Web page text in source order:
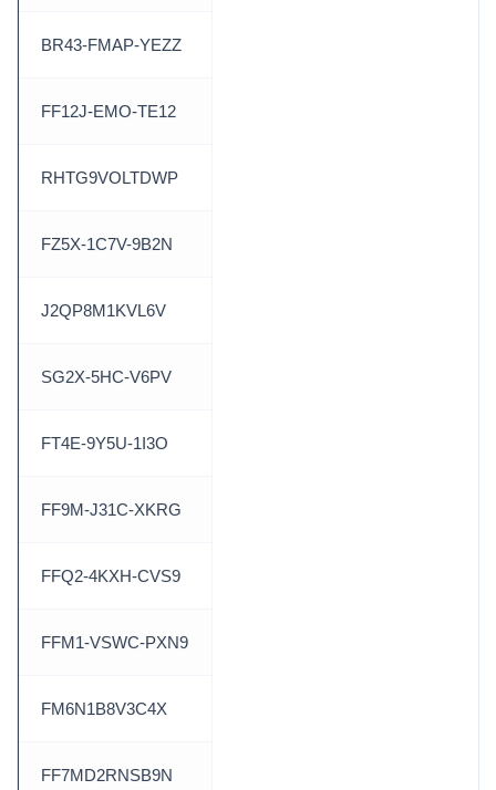
BR43-FMAP-YEZZ
FF12J-EMO-TE12
RHTG9VOLTDWP
FZ5X-1C7V-9B2N
J2QP8M1KVL6V
SG2X-5HC-V6PV
FT4E-9Y5U-1I3O
FF9M-J31C-XKRG
FFQ2-4KXH-CVS9
FFM1-VSWC-PXN9
FM6N1B8V3C4X
FF7MD2RNSB9N